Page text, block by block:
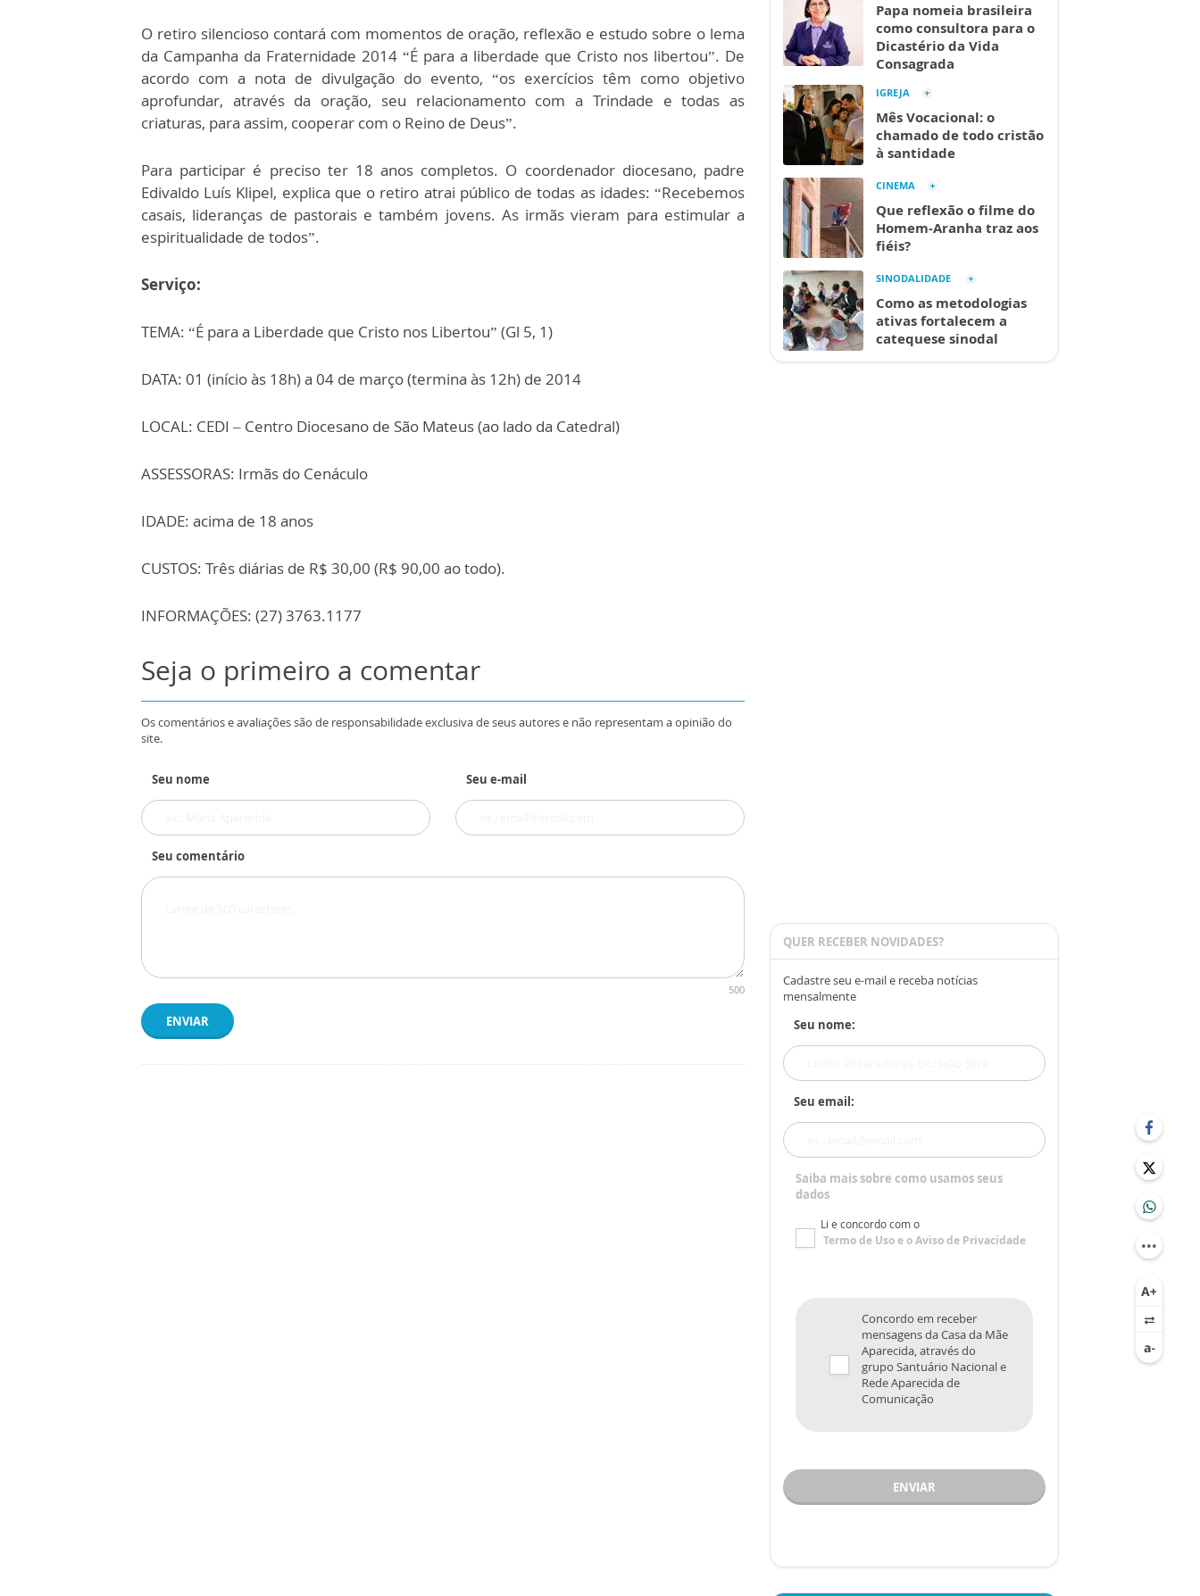
O retiro silencioso contará com momentos de oração, reflexão e estudo sobre o lema
da Campanha da Fraternidade 2014 “É para a liberdade que Cristo nos libertou”. De
acordo com a nota de divulgação do evento, “os exercícios têm como objetivo
aprofundar, através da oração, seu relacionamento com a Trindade e todas as
criaturas, para assim, cooperar com o Reino de Deus”.
Para participar é preciso ter 18 anos completos. O coordenador diocesano, padre
Edivaldo Luís Klipel, explica que o retiro atrai público de todas as idades: “Recebemos
casais, lideranças de pastorais e também jovens. As irmãs vieram para estimular a
espiritualidade de todos”.
Serviço:
TEMA: “É para a Liberdade que Cristo nos Libertou” (Gl 5, 1)
DATA: 01 (início às 18h) a 04 de março (termina às 12h) de 2014
LOCAL: CEDI – Centro Diocesano de São Mateus (ao lado da Catedral)
ASSESSORAS: Irmãs do Cenáculo
IDADE: acima de 18 anos
CUSTOS: Três diárias de R$ 30,00 (R$ 90,00 ao todo).
INFORMAÇÕES: (27) 3763.1177
Seja o primeiro a comentar
Os comentários e avaliações são de responsabilidade exclusiva de seus autores e não representam a opinião do
site.
Seu nome Seu e-mail
Seu comentário
500
ENVIAR
Papa nomeia brasileira
como consultora para o
Dicastério da Vida
Consagrada
IGREJA
Mês Vocacional: o
chamado de todo cristão
à santidade
CINEMA
Que reflexão o filme do
Homem-Aranha traz aos
fiéis?
SINODALIDADE
Como as metodologias
ativas fortalecem a
catequese sinodal
QUER RECEBER NOVIDADES?
Cadastre seu e-mail e receba notícias
mensalmente
Seu nome:
Seu email:
Saiba mais sobre como usamos seus
dados
Li e concordo com o
Termo de Usoe oAviso de Privacidade
Concordo em receber
mensagens da Casa da Mãe
Aparecida, através do
grupo Santuário Nacional e
Rede Aparecida de
Comunicação
ENVIAR